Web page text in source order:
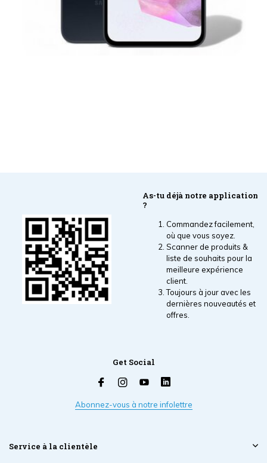
As-tu déjà notre application
?
Commandez facilement,
où que vous soyez.
Scanner de produits &
liste de souhaits pour la
meilleure expérience
client.
Toujours à jour avec les
dernières nouveautés et
offres.
Get Social
Abonnez-vous à notre infolettre
Service à la clientèle